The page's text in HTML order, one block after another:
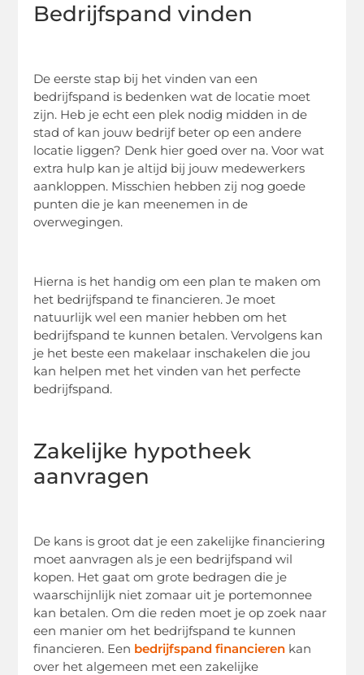
Bedrijfspand vinden
De eerste stap bij het vinden van een
bedrijfspand is bedenken wat de locatie moet
zijn. Heb je echt een plek nodig midden in de
stad of kan jouw bedrijf beter op een andere
locatie liggen? Denk hier goed over na. Voor wat
extra hulp kan je altijd bij jouw medewerkers
aankloppen. Misschien hebben zij nog goede
punten die je kan meenemen in de
overwegingen.
Hierna is het handig om een plan te maken om
het bedrijfspand te financieren. Je moet
natuurlijk wel een manier hebben om het
bedrijfspand te kunnen betalen. Vervolgens kan
je het beste een makelaar inschakelen die jou
kan helpen met het vinden van het perfecte
bedrijfspand.
Zakelijke hypotheek
aanvragen
De kans is groot dat je een zakelijke financiering
moet aanvragen als je een bedrijfspand wil
kopen. Het gaat om grote bedragen die je
waarschijnlijk niet zomaar uit je portemonnee
kan betalen. Om die reden moet je op zoek naar
een manier om het bedrijfspand te kunnen
financieren. Een bedrijfspand financieren kan
over het algemeen met een zakelijke